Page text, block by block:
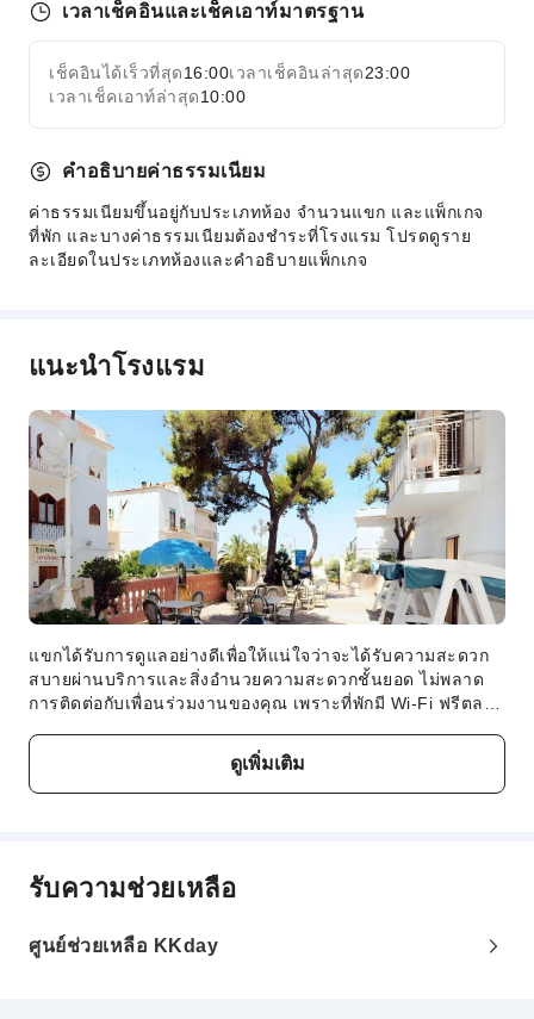
บริการซักรีด
พื้นที่สาธารณะ
อินเทอร์เน็ตไร้สายส่วนกลาง
สวน
ตู้ขายของอัตโนมัติ
พื้นที่สูบบุหรี่
ลานจอดรถ
บริการจอดรถให้
บริการแผนกต้อนรับ
ตู้เซฟที่เคาน์เตอร์
เช็คอิน/เช็คเอาท์ด่วน
ความปลอดภัยและการรักษาความปลอดภัย
ถังดับเพลิง
ขยายทั้งหมด
เวลาเช็คอินและเช็คเอาท์มาตรฐาน
เช็คอินได้เร็วที่สุด16:00เวลาเช็คอินล่าสุด23:00
เวลาเช็คเอาท์ล่าสุด10:00
คำอธิบายค่าธรรมเนียม
ค่าธรรมเนียมขึ้นอยู่กับประเภทห้อง จำนวนแขก และแพ็กเกจ
ที่พัก และบางค่าธรรมเนียมต้องชำระที่โรงแรม โปรดดูราย
ละเอียดในประเภทห้องและคำอธิบายแพ็กเกจ
แนะนำโรงแรม
แขกได้รับการดูแลอย่างดีเพื่อให้แน่ใจว่าจะได้รับความสะดวก
สบายผ่านบริการและสิ่งอำนวยความสะดวกชั้นยอด ไม่พลาด
การติดต่อกับเพื่อนร่วมงานของคุณ เพราะที่พักมี Wi-Fi ฟรีตลอด
จอดรถในสถานที่อันสะดวกสบายของที่พักได้ไม่ว่าคุณจะเข้าพัก
ระยะยาวหรือเพียงแค่ต้องการเสื้อผ้าที่สะอาด ที่พักก็รับประกัน
ว่าชุดเดินทางที่คุณรักจะสะอาดหมดจดพร้อมใช้ด้วยบริการ
กับที่พักได้อย่างเต็มที่ เพื่อให้มั่นใจได้ถึงความผ่อนคลายในระดับ
สูงสุด ห้องพักได้รับการออกแบบอย่างน่าดึงดูดใจและติดตั้งสิ่ง
เข้าพักที่น่ารื่นรมย์ ในบางห้องของที่พัก ผู้เข้าพักสามารถ
ดูเพิ่มเติม
รับความช่วยเหลือ
ศูนย์ช่วยเหลือ KKday